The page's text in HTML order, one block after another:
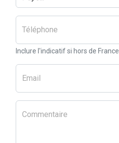
Téléphone
Inclure l'indicatif si hors de France.
Email
Commentaire